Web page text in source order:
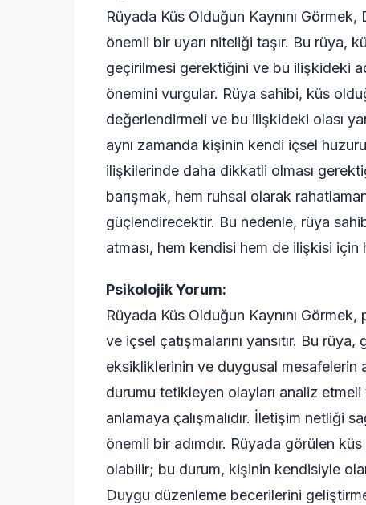
Rüyada Küs Olduğun Kaynını
önemli bir uyarı niteliği taşır. Bu rüya,
geçirilmesi gerektiğini ve bu ilişkideki
önemini vurgular. Rüya sahibi, küs
değerlendirmeli ve bu ilişkideki olası
aynı zamanda kişinin kendi içsel
ilişkilerinde daha dikkatli olması
barışmak, hem ruhsal olarak
güçlendirecektir. Bu nedenle, rüya
atması, hem kendisi hem de ilişkisi için
Psikolojik Yorum:
Rüyada Küs Olduğun Kaynını
ve içsel çatışmalarını yansıtır. Bu
eksikliklerinin ve duygusal mesafelerin
durumu tetikleyen olayları analiz
anlamaya çalışmalıdır. İletişim netliği
önemli bir adımdır. Rüyada görülen
olabilir; bu durum, kişinin kendisiyle
Duygu düzenleme becerilerini